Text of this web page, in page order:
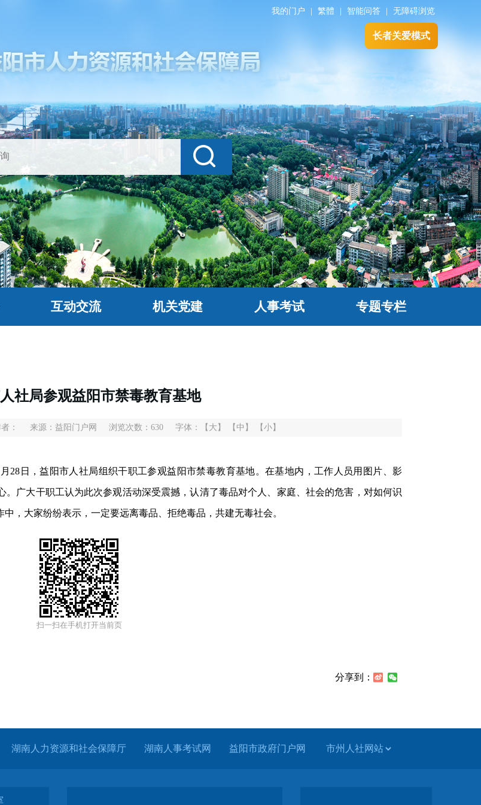
我的门户 繁體 智能问答 无障碍浏览
长者关爱模式
互动交流 机关党建 人事考试 专题专栏
社局参观益阳市禁毒教育基地
： 来源：益阳门户网 浏览次数： 630 字体： 【大】 【中】 【小】
28日，益阳市人社局组织干职工参观益阳市禁毒教育基地。在基地内，工作人员用图片、影
广大干职工认为此次参观活动深受震撼，认清了毒品对个人、家庭、社会的危害，对如何识
，大家纷纷表示，一定要远离毒品、拒绝毒品，共建无毒社会。
扫一扫在手机打开当前页
分享到：
湖南人力资源和社会保障厅 湖南人事考试网 益阳市政府门户网